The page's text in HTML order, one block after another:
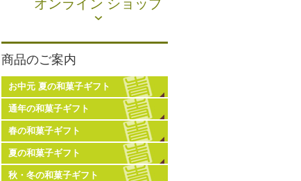
オンライン ショップ
商品のご案内
お中元 夏の和菓子ギフト
通年の和菓子ギフト
春の和菓子ギフト
夏の和菓子ギフト
秋・冬の和菓子ギフト